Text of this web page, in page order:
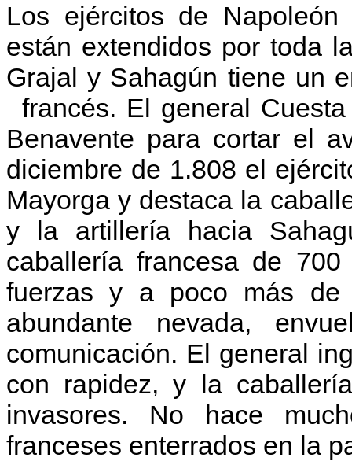
Los ejércitos de
están extendidos por toda
Grajal y Sahagún tiene un
francés. El general
Benavente para cortar el
diciembre de 1.808 el
Mayorga y destaca la
y la artillería hacia
caballería francesa de
fuerzas y a poco más
abundante nevada,
comunicación. El general
con rapidez, y la
invasores. No hace
franceses enterrados en la